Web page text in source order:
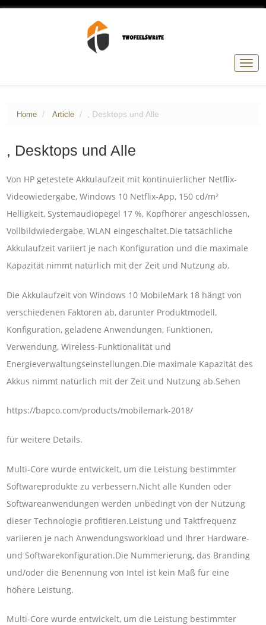
Home Article , Desktops und Alle
, Desktops und Alle
Von HP getestete Akkulaufzeit mit kontinuierlicher Netflix-
Videowiedergabe, Windows 10 Netflix-App, 150 cd/m²
Helligkeit, Systemaudiopegel 17 %, Kopfhörer angeschlossen,
Vollbildwiedergabe, WLAN eingeschaltet.Die tatsächliche
Akkulaufzeit variiert je nach Konfiguration und die maximale
Kapazität nimmt natürlich mit der Zeit und Nutzung ab.
Die Akkulaufzeit von Windows 10 MobileMark 18 hängt von
verschiedenen Faktoren ab, darunter Produktmodell,
Konfiguration, geladene Anwendungen, Funktionen,
Verwendung, Wireless-Funktionalität und
Energieverwaltungseinstellungen.Die maximale Kapazität des
Akkus nimmt natürlich mit der Zeit und Nutzung ab.Sehen
https://bapco.com/products/mobilemark-2018/
für weitere Details.
Multi-Core wurde entwickelt, um die Leistung bestimmter
Softwareprodukte zu verbessern.Nicht alle Kunden oder
Softwareanwendungen werden unbedingt von der Nutzung
dieser Technologie profitieren.Leistung und Taktfrequenz
variieren je nach Anwendungsworkload und Ihrer Hardware-
und Softwarekonfiguration.Die Nummerierung, das Branding
und/oder die Benennung von Intel ist kein Maß für eine
höhere Leistung.
Multi-Core wurde entwickelt, um die Leistung bestimmter